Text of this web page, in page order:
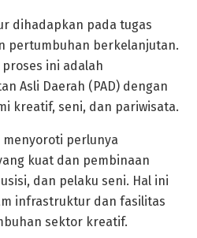
dihadapkan pada tugas
pertumbuhan berkelanjutan.
ini adalah
Asli Daerah (PAD) dengan
kreatif, seni, dan pariwisata.
menyoroti perlunya
kuat dan pembinaan
dan pelaku seni. Hal ini
infrastruktur dan fasilitas
sektor kreatif.